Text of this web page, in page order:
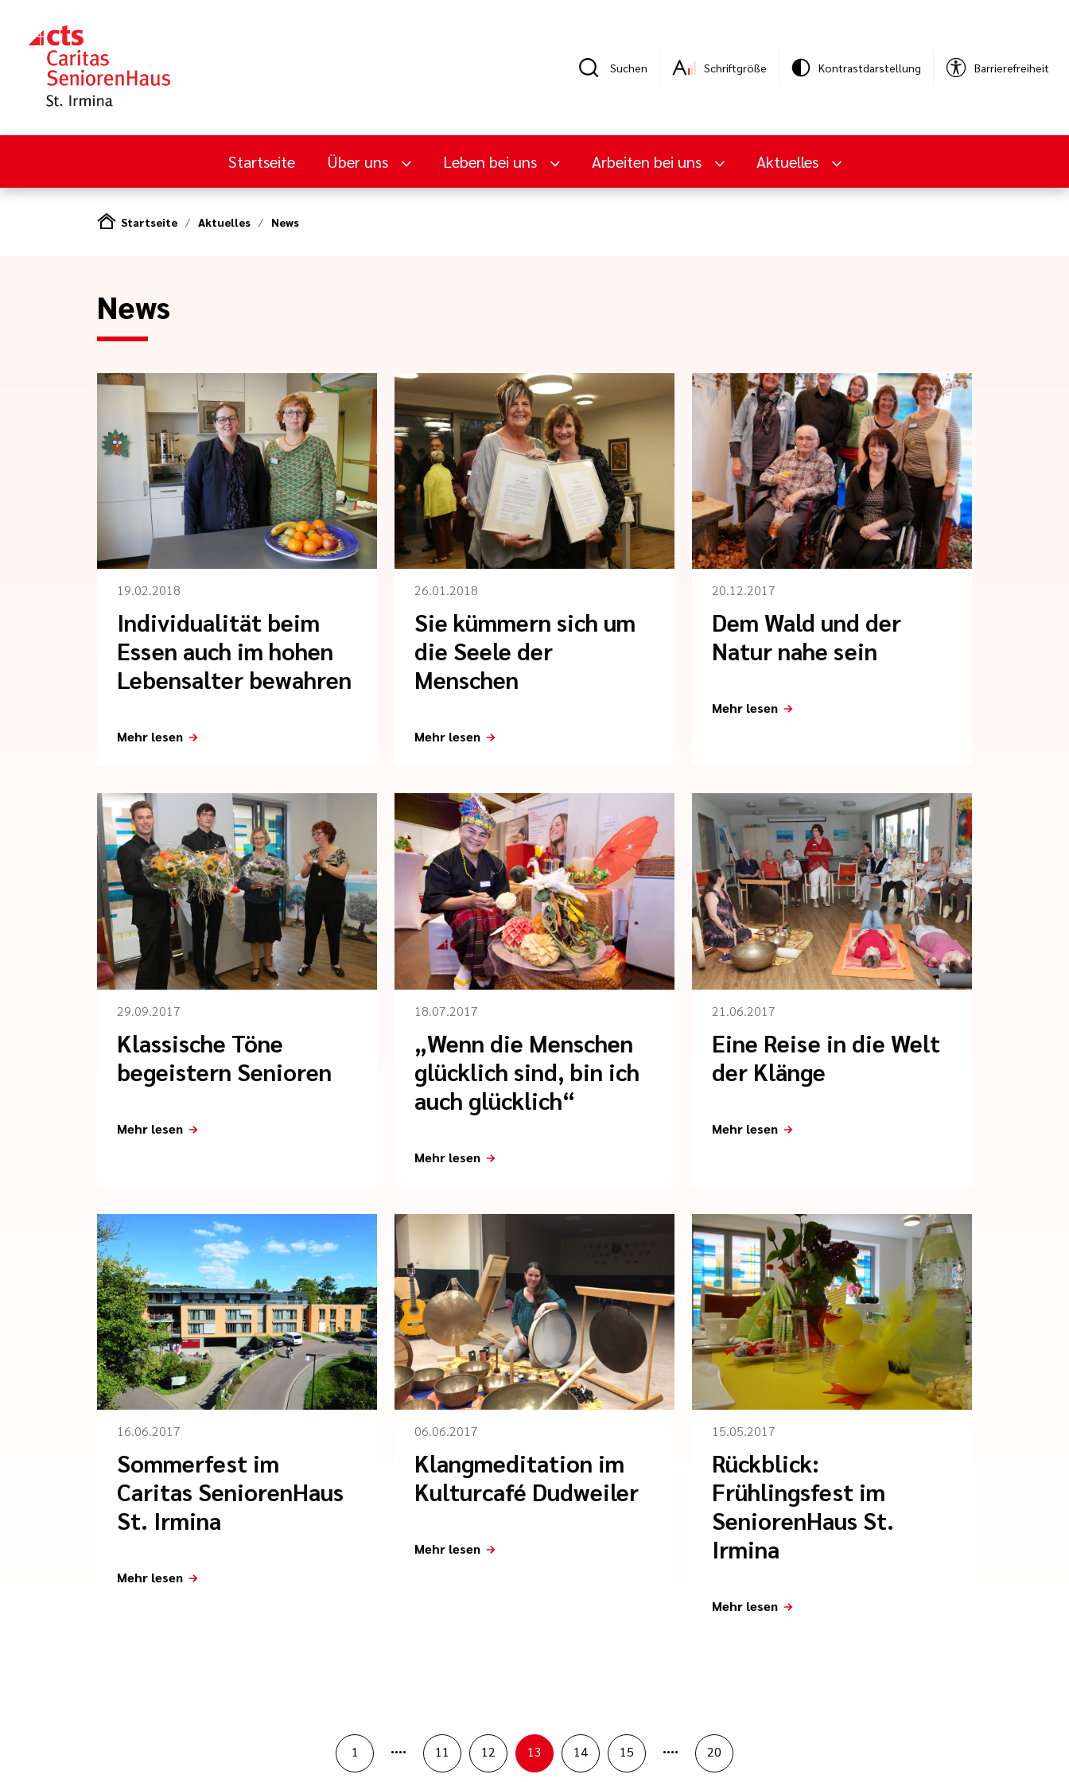
Suchen Schriftgröße Kontrastdarstellung Barrierefreiheit
Startseite Über uns Leben bei uns Arbeiten bei uns Aktuelles
Startseite Aktuelles News
News
19.02.2018
Individualität beim
Essen auch im hohen
Lebensalter bewahren
Mehr lesen
26.01.2018
Sie kümmern sich um
die Seele der
Menschen
Mehr lesen
20.12.2017
Dem Wald und der
Natur nahe sein
Mehr lesen
29.09.2017
Klassische Töne
begeistern Senioren
Mehr lesen
18.07.2017
„Wenn die Menschen
glücklich sind, bin ich
auch glücklich“
Mehr lesen
21.06.2017
Eine Reise in die Welt
der Klänge
Mehr lesen
16.06.2017
Sommerfest im
Caritas SeniorenHaus
St. Irmina
Mehr lesen
06.06.2017
Klangmeditation im
Kulturcafé Dudweiler
Mehr lesen
15.05.2017
Rückblick:
Frühlingsfest im
SeniorenHaus St.
Irmina
Mehr lesen
1 .... 11 12 13 14 15 .... 20